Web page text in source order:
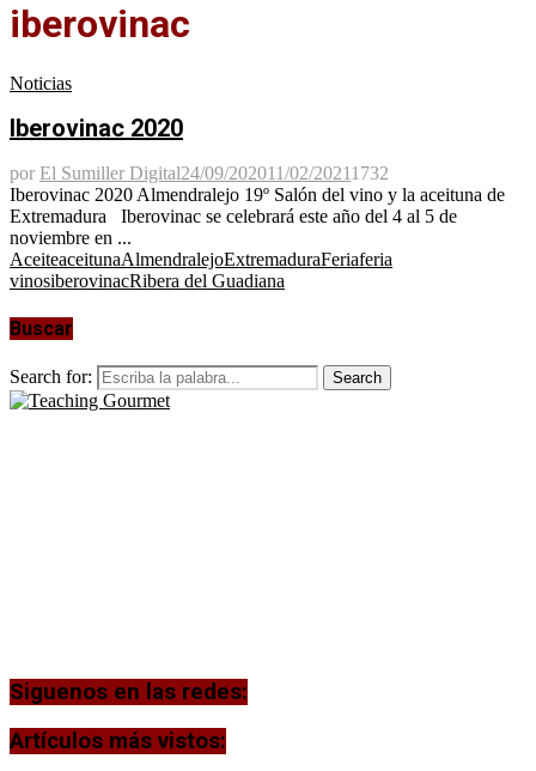
iberovinac
Noticias
Iberovinac 2020
por El Sumiller Digital24/09/202011/02/20211732
Iberovinac 2020 Almendralejo 19º Salón del vino y la aceituna de
Extremadura Iberovinac se celebrará este año del 4 al 5 de
noviembre en ...
AceiteaceitunaAlmendralejoExtremaduraFeriaferia
vinosiberovinacRibera del Guadiana
Buscar
Search for: Search
Siguenos en las redes:
Artículos más vistos: